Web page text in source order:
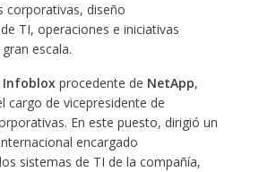
corporativas, diseño
TI, operaciones e iniciativas
escala.
Infobloxprocedente de NetApp,
cargo de vicepresidente de
En este puesto, dirigió un
encargado
sistemas de TI de la compañía,